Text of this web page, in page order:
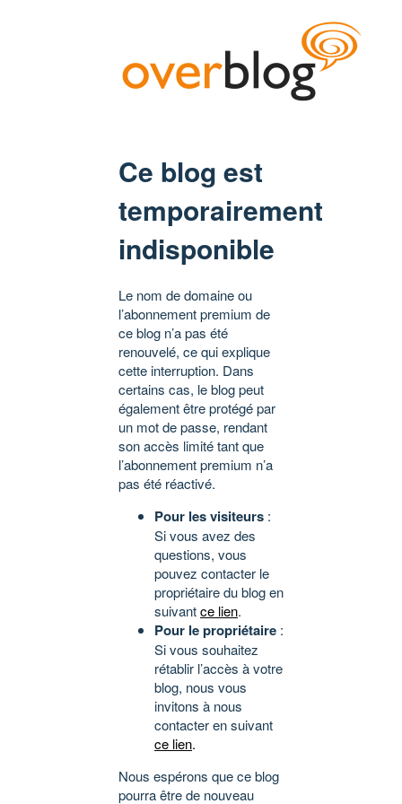
Ce blog est
temporairement
indisponible
Le nom de domaine ou
l’abonnement premium de
ce blog n’a pas été
renouvelé, ce qui explique
cette interruption. Dans
certains cas, le blog peut
également être protégé par
un mot de passe, rendant
son accès limité tant que
l’abonnement premium n’a
pas été réactivé.
Pour les visiteurs :
Si vous avez des
questions, vous
pouvez contacter le
propriétaire du blog en
suivantce lien.
Pour le propriétaire :
Si vous souhaitez
rétablir l’accès à votre
blog, nous vous
invitons à nous
contacter en suivant
ce lien.
Nous espérons que ce blog
pourra être de nouveau